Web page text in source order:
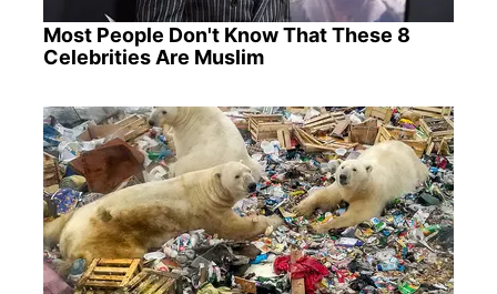
Most People Don't Know That These 8
Celebrities Are Muslim